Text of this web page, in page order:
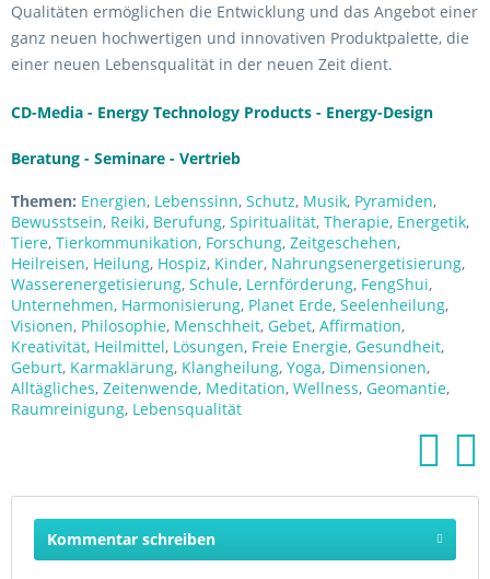
Qualitäten ermöglichen die Entwicklung und das Angebot einer
ganz neuen hochwertigen und innovativen Produktpalette, die
einer neuen Lebensqualität in der neuen Zeit dient.
CD-Media - Energy Technology Products - Energy-Design
Beratung - Seminare - Vertrieb
Themen: Energien, Lebenssinn, Schutz, Musik, Pyramiden,
Bewusstsein, Reiki, Berufung, Spiritualität, Therapie, Energetik,
Tiere, Tierkommunikation, Forschung, Zeitgeschehen,
Heilreisen, Heilung, Hospiz, Kinder, Nahrungsenergetisierung,
Wasserenergetisierung, Schule, Lernförderung, FengShui,
Unternehmen, Harmonisierung, Planet Erde, Seelenheilung,
Visionen, Philosophie, Menschheit, Gebet, Affirmation,
Kreativität, Heilmittel, Lösungen, Freie Energie, Gesundheit,
Geburt, Karmaklärung, Klangheilung, Yoga, Dimensionen,
Alltägliches, Zeitenwende, Meditation, Wellness, Geomantie,
Raumreinigung, Lebensqualität
Kommentar schreiben